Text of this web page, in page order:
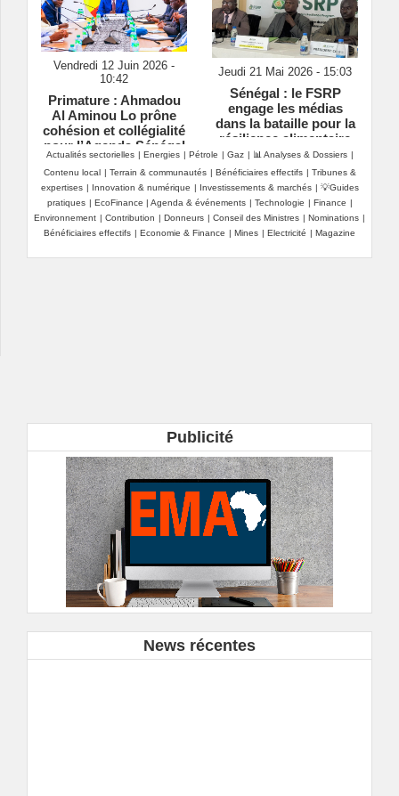
Vendredi 12 Juin 2026 -
10:42
Primature : Ahmadou
Al Aminou Lo prône
cohésion et collégialité
pour l’Agenda Sénégal
2050
Jeudi 21 Mai 2026 - 15:03
Sénégal : le FSRP
engage les médias
dans la bataille pour la
résilience alimentaire
Actualités sectorielles | Energies | Pétrole | Gaz | 📊 Analyses & Dossiers |
Contenu local | Terrain & communautés | Bénéficiaires effectifs | Tribunes &
expertises | Innovation & numérique | Investissements & marchés | 💡Guides
pratiques | EcoFinance | Agenda & événements | Technologie | Finance |
Environnement | Contribution | Donneurs | Conseil des Ministres | Nominations |
Bénéficiaires effectifs | Economie & Finance | Mines | Electricité | Magazine
Publicité
News récentes